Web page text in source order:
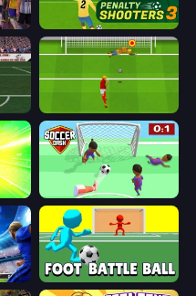
Penalty Shooters 3
Soccer Dash
Foot Battle Ball